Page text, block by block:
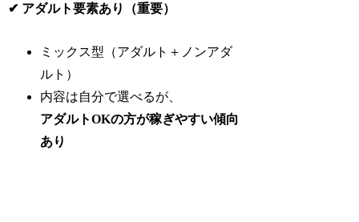
✔ アダルト要素あり（重要）
ミックス型（アダルト＋ノンアダ
ルト）
内容は自分で選べるが、
アダルトOKの方が稼ぎやすい傾向
あり